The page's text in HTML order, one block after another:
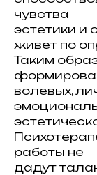
чувства
эстетики и
живет по
Таким
волевых,
работы не
дадут